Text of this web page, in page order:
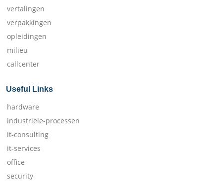
vertalingen
verpakkingen
opleidingen
milieu
callcenter
Useful Links
hardware
industriele-processen
it-consulting
it-services
office
security